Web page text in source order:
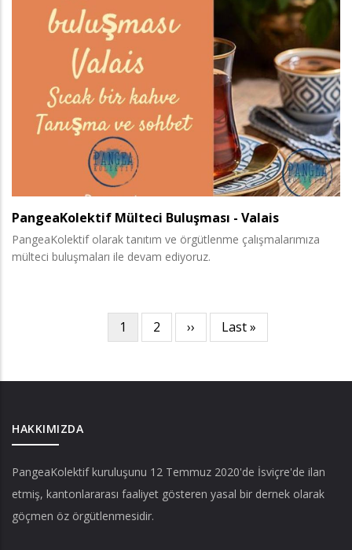
PangeaKolektif Mülteci Buluşması - Valais
PangeaKolektif olarak tanıtım ve örgütlenme çalışmalarımıza
mülteci buluşmaları ile devam ediyoruz.
Şu
an
sayfa
1 Page
2
Sonraki
sayfa
››
Son
sayfa
Last »
HAKKIMIZDA
PangeaKolektifkuruluşunu 12 Temmuz 2020'de İsviçre'de ilan
etmiş, kantonlararası faaliyet gösteren yasal bir dernek olarak
göçmen öz örgütlenmesidir.